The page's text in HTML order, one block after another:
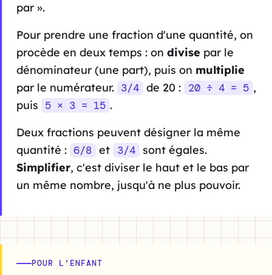
par ».
Pour prendre une fraction d'une quantité, on
procède en deux temps : on divise par le
dénominateur (une part), puis on multiplie
par le numérateur. 3/4 de 20 : 20 ÷ 4 = 5 ,
puis 5 × 3 = 15 .
Deux fractions peuvent désigner la même
quantité : 6/8 et 3/4 sont égales.
Simplifier, c'est diviser le haut et le bas par
un même nombre, jusqu'à ne plus pouvoir.
POUR L'ENFANT